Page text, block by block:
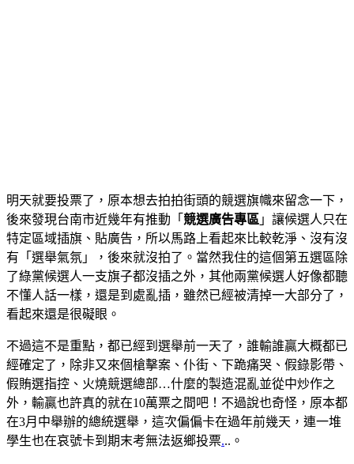
明天就要投票了，原本想去拍拍街頭的競選旗幟來留念一下，
後來發現台南市近幾年有推動「 競選廣告專區 」讓候選人只在
特定區域插旗、貼廣告，所以馬路上看起來比較乾淨、沒有沒
有「選舉氣氛」，後來就沒拍了。當然我住的這個第五選區除
了綠黨候選人一支旗子都沒插之外，其他兩黨候選人好像都聽
不懂人話一樣，還是到處亂插，雖然已經被清掉一大部分了，
看起來還是很礙眼。
不過這不是重點，都已經到選舉前一天了，誰輸誰贏大概都已
經確定了，除非又來個槍擊案、仆街、下跪痛哭、假錄影帶、
假賄選指控、火燒競選總部…什麼的製造混亂並從中炒作之
外，輸贏也許真的就在10萬票之間吧！不過說也奇怪，原本都
在3月中舉辦的總統選舉，這次偏偏卡在過年前幾天，連一堆
學生也在哀號卡到期末考無法返鄉投票...。